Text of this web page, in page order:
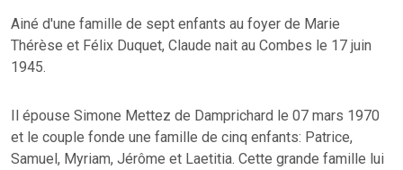
Ainé d'une famille de sept enfants au foyer de Marie
Thérèse et Félix Duquet, Claude nait au Combes le 17 juin
1945.
Il épouse Simone Mettez de Damprichard le 07 mars 1970
et le couple fonde une famille de cinq enfants: Patrice,
Samuel, Myriam, Jérôme et Laetitia. Cette grande famille lui